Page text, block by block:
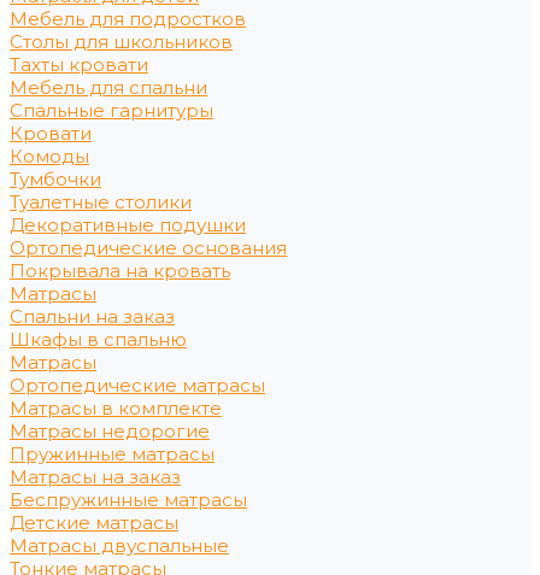
Мебель для подростков
Столы для школьников
Тахты кровати
Мебель для спальни
Спальные гарнитуры
Кровати
Комоды
Тумбочки
Туалетные столики
Декоративные подушки
Ортопедические основания
Покрывала на кровать
Матрасы
Спальни на заказ
Шкафы в спальню
Матрасы
Ортопедические матрасы
Матрасы в комплекте
Матрасы недорогие
Пружинные матрасы
Матрасы на заказ
Беспружинные матрасы
Детские матрасы
Матрасы двуспальные
Тонкие матрасы